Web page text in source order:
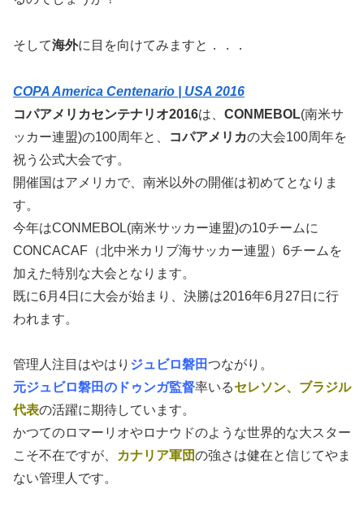
そして海外に目を向けてみますと．．．
COPA America Centenario | USA 2016
コパアメリカセンテナリオ2016は、 CONMEBOL(南米サ
ッカー連盟)の100周年と、
コパアメリカの大会100周年を
祝う公式大会です。
開催国はアメリカで、南米以外の開催は初めてとなりま
す。
今年はCONMEBOL(南米サッカー連盟)の10チームに
CONCACAF（北中米カリブ海サッカー連盟）6チームを
加えた特別な大会となります。
既に6月4日に大会が始まり、決勝は2016年6月27日に行
われます。
管理人注目はやはり ジュビロ磐田つながり。
元ジュビロ磐田のドゥンガ監督率いるセレソン、ブラジル
代表の活躍に期待しています。
かつてのロマーリオやロナウドのような世界的な大スター
こそ不在ですが、 カナリア軍団の強さは健在と信じてやま
ない管理人です。